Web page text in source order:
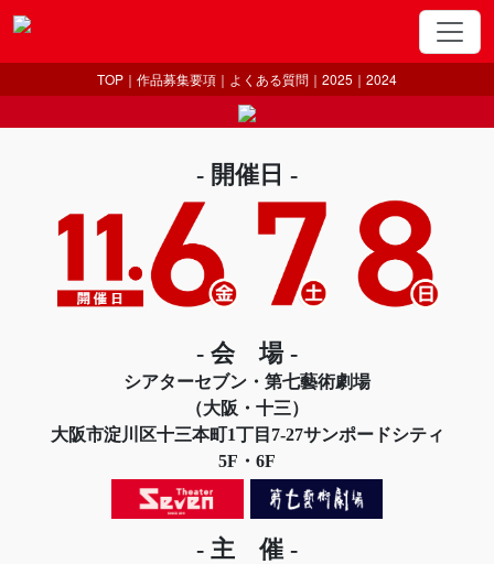
TOP ｜ 作品募集要項 ｜ よくある質問 ｜ 2025 ｜ 2024
- 開催日 -
- 会 場 -
シアターセブン・第七藝術劇場
（大阪・十三）
大阪市淀川区十三本町1丁目7-27サンポードシティ
5F・6F
- 主 催 -